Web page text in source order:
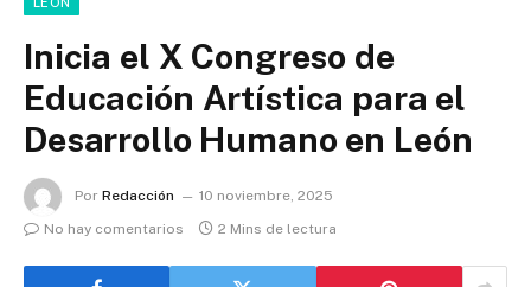
Inicia el X Congreso de
Educación Artística para el
Desarrollo Humano en León
Por Redacción
10 noviembre, 2025
No hay comentarios
2 Mins de lectura